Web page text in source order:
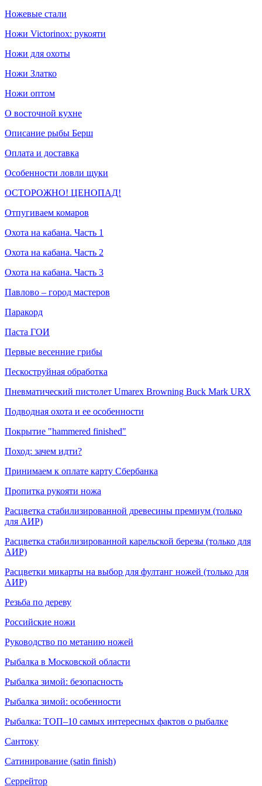
Ножевые стали
Ножи Victorinox: рукояти
Ножи для охоты
Ножи Златко
Ножи оптом
О восточной кухне
Описание рыбы Берш
Оплата и доставка
Особенности ловли щуки
ОСТОРОЖНО! ЦЕНОПАД!
Отпугиваем комаров
Охота на кабана. Часть 1
Охота на кабана. Часть 2
Охота на кабана. Часть 3
Павлово – город мастеров
Паракорд
Паста ГОИ
Первые весенние грибы
Пескоструйная обработка
Пневматический пистолет Umarex Browning Buck Mark URX
Подводная охота и ее особенности
Покрытие "hammered finished"
Поход: зачем идти?
Принимаем к оплате карту Сбербанка
Пропитка рукояти ножа
Расцветка стабилизированной древесины премиум (только
для АИР)
Расцветка стабилизированной карельской березы (только для
АИР)
Расцветки микарты на выбор для фултанг ножей (только для
АИР)
Резьба по дереву
Российские ножи
Руководство по метанию ножей
Рыбалка в Московской области
Рыбалка зимой: безопасность
Рыбалка зимой: особенности
Рыбалка: ТОП–10 самых интересных фактов о рыбалке
Сантоку
Сатинирование (satin finish)
Серрейтор